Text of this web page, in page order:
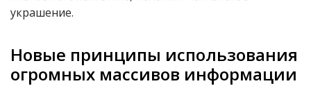
украшение.
Новые принципы использования
огромных массивов информации